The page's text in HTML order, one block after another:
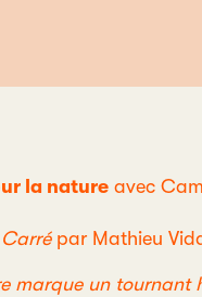
la nature avec
par Mathieu
marque un tournant